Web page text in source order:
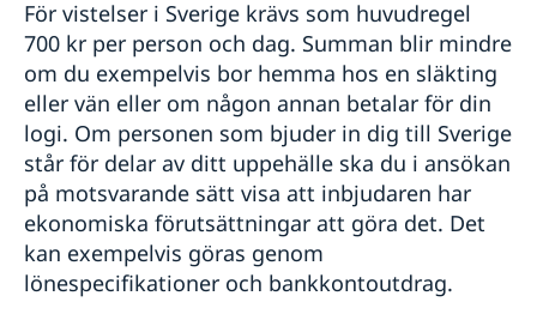
För vistelser i Sverige krävs som huvudregel
700 kr per person och dag. Summan blir mindre
om du exempelvis bor hemma hos en släkting
eller vän eller om någon annan betalar för din
logi. Om personen som bjuder in dig till Sverige
står för delar av ditt uppehälle ska du i ansökan
på motsvarande sätt visa att inbjudaren har
ekonomiska förutsättningar att göra det. Det
kan exempelvis göras genom
lönespecifikationer och bankkontoutdrag.